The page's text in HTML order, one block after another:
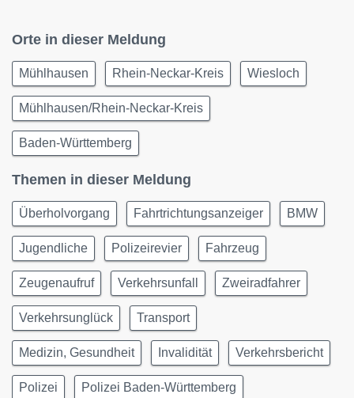
Orte in dieser Meldung
Mühlhausen Rhein-Neckar-Kreis Wiesloch
Mühlhausen/Rhein-Neckar-Kreis
Baden-Württemberg
Themen in dieser Meldung
Überholvorgang Fahrtrichtungsanzeiger BMW
Jugendliche Polizeirevier Fahrzeug
Zeugenaufruf Verkehrsunfall Zweiradfahrer
Verkehrsunglück Transport
Medizin, Gesundheit Invalidität Verkehrsbericht
Polizei Polizei Baden-Württemberg